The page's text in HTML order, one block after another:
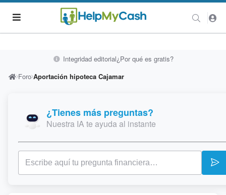
Integridad editorial¿Por qué es gratis?
Foro Aportación hipoteca Cajamar
¿Tienes más preguntas?
Nuestra IA te ayuda al instante